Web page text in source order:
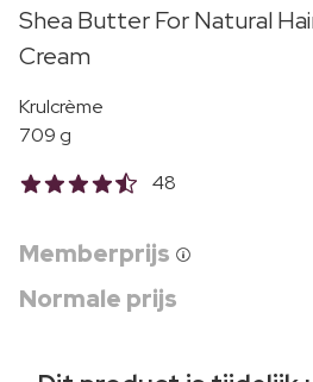
Shea Butter For Natural
Cream
Krulcrème
709 g
48
Memberprijs
Normale prijs